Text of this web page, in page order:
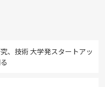
、技術 大学発スタートアッ